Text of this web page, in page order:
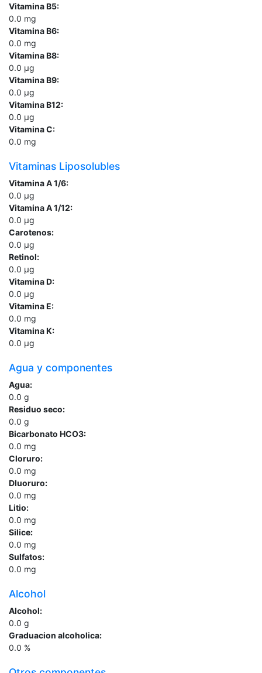
Vitamina B5:
0.0 mg
Vitamina B6:
0.0 mg
Vitamina B8:
0.0 µg
Vitamina B9:
0.0 µg
Vitamina B12:
0.0 µg
Vitamina C:
0.0 mg
Vitaminas Liposolubles
Vitamina A 1/6:
0.0 µg
Vitamina A 1/12:
0.0 µg
Carotenos:
0.0 µg
Retinol:
0.0 µg
Vitamina D:
0.0 µg
Vitamina E:
0.0 mg
Vitamina K:
0.0 µg
Agua y componentes
Agua:
0.0 g
Residuo seco:
0.0 g
Bicarbonato HCO3:
0.0 mg
Cloruro:
0.0 mg
Dluoruro:
0.0 mg
Litio:
0.0 mg
Silice:
0.0 mg
Sulfatos:
0.0 mg
Alcohol
Alcohol:
0.0 g
Graduacion alcoholica:
0.0 %